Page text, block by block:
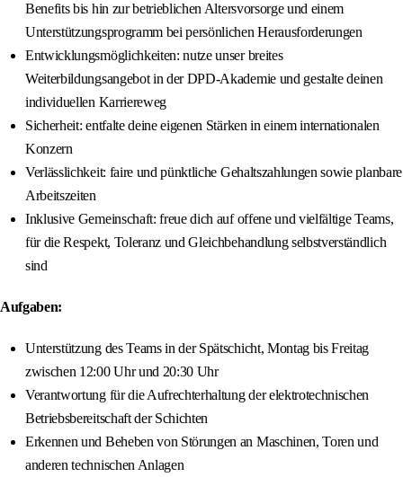
Benefits bis hin zur betrieblichen Altersvorsorge und einem
Unterstützungsprogramm bei persönlichen Herausforderungen
Entwicklungsmöglichkeiten: nutze unser breites
Weiterbildungsangebot in der DPD-Akademie und gestalte deinen
individuellen Karriereweg
Sicherheit: entfalte deine eigenen Stärken in einem internationalen
Konzern
Verlässlichkeit: faire und pünktliche Gehaltszahlungen sowie planbare
Arbeitszeiten
Inklusive Gemeinschaft: freue dich auf offene und vielfältige Teams,
für die Respekt, Toleranz und Gleichbehandlung selbstverständlich
sind
Aufgaben:
Unterstützung des Teams in der Spätschicht, Montag bis Freitag
zwischen 12:00 Uhr und 20:30 Uhr
Verantwortung für die Aufrechterhaltung der elektrotechnischen
Betriebsbereitschaft der Schichten
Erkennen und Beheben von Störungen an Maschinen, Toren und
anderen technischen Anlagen